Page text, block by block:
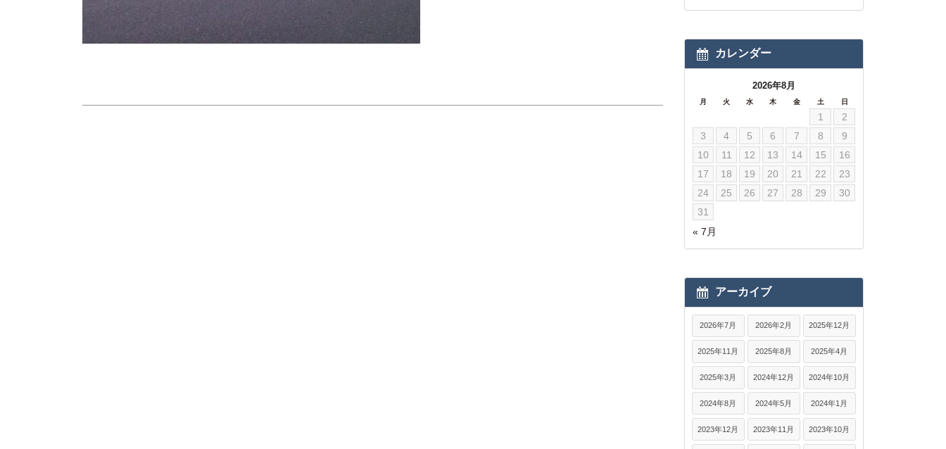
カレンダー
2026年8月
月 火 水 木 金 土 日
« 7月
1
2
3
4 5 6 7 8
9
10
11 12 13 14 15
16
17
18 19 20 21 22
23
24
25 26 27 28 29
30
31
アーカイブ
2026年7月 2026年2月 2025年12月
2025年11月 2025年8月 2025年4月
2025年3月 2024年12月 2024年10月
2024年8月 2024年5月 2024年1月
2023年12月 2023年11月 2023年10月